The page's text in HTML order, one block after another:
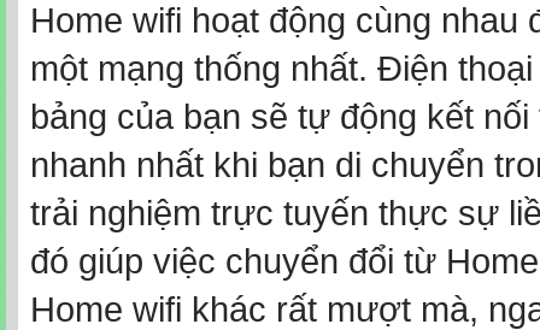
Home wifi hoạt động cùng nhau
một mạng thống nhất. Điện
bảng của bạn sẽ tự động kết
nhanh nhất khi bạn di chuyển
trải nghiệm trực tuyến thực sự
đó giúp việc chuyển đổi từ
Home wifi khác rất mượt mà,